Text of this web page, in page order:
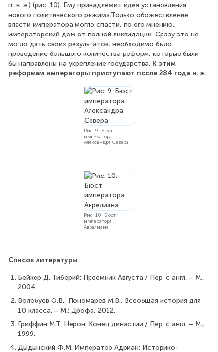
гг. н. э.) (рис. 10). Ему принадлежит идея установления
нового политического режима.Только обожествление
власти императора могло спасти, по его мнению,
императорский дом от полной ликвидации. Сразу это не
могло дать своих результатов, необходимо было
проведение большого количества реформ, которые были
бы направлены на укрепление государства. К этим
реформам императоры приступают после 284 года н. э.
Рис. 9. Бюст
императора
Александра Севера
Рис. 10. Бюст
императора
Аврелиана
Список литературы
Бейкер Д. Тиберий: Преемник Августа / Пер. с англ. – М.,
2004.
Волобуев О.В., Пономарев М.В., Всеобщая история для
10 класса. – М.: Дрофа, 2012.
Гриффин М.Т. Нерон: Конец династии / Пер. с англ. – М.,
1999.
Дыдынский Ф.М. Император Адриан: Историко-